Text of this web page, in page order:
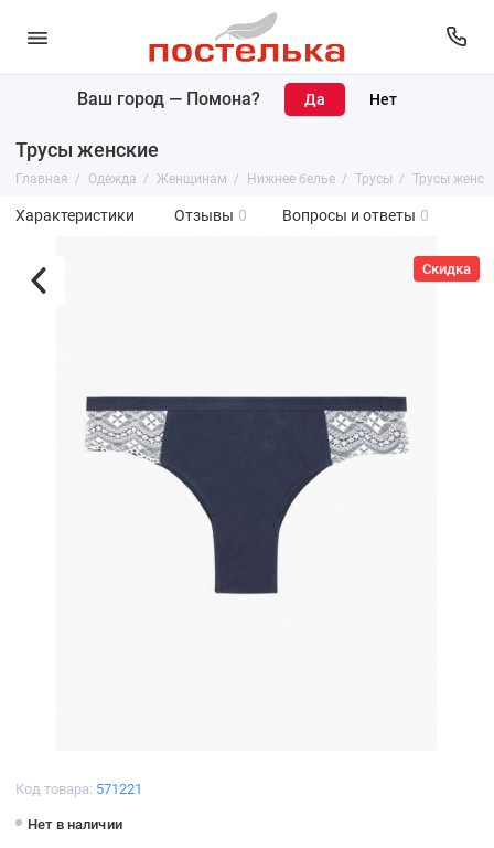
Ваш город — Помона?
Трусы женские
Главная Одежда Женщинам Нижнее белье Трусы Трусы
Характеристики Отзывы 0 Вопросы и ответы 0
Скидка
Код товара: 571221
Нет в наличии